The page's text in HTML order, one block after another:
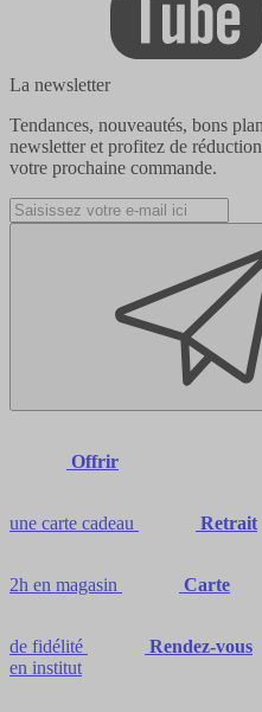
La newsletter
Tendances, nouveautés, bons
newsletter et profitez de
votre prochaine commande.
Offrir
une carte cadeau Retrait
2h en magasin Carte
de fidélité
Rendez-vous
en institut